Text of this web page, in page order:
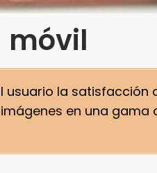
móvil
la satisfacción
en una gama